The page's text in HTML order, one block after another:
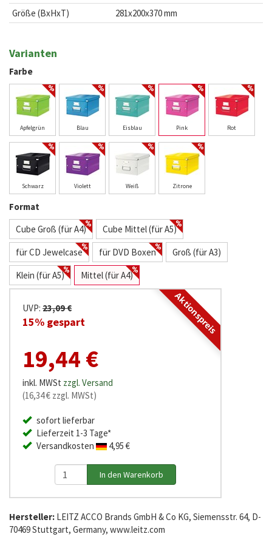
Größe (BxHxT)
281x200x370 mm
Varianten
Farbe
Apfelgrün Blau Eisblau Pink Rot
Schwarz Violett Weiß Zitrone
Format
Cube Groß (für A4)
Cube Mittel (für A5)
für CD Jewelcase
für DVD Boxen
Groß (für A3)
Klein (für A5)
Mittel (für A4)
Aktionspreis
UVP: 23,09 €
15% gespart
19,44 €
inkl. MWSt zzgl. Versand
(16,34 € zzgl. MWSt)
sofort lieferbar
Lieferzeit 1-3 Tage*
Versandkosten
4,95 €
Hersteller: LEITZ ACCO Brands GmbH & Co KG, Siemensstr. 64, D-
70469 Stuttgart, Germany, www.leitz.com